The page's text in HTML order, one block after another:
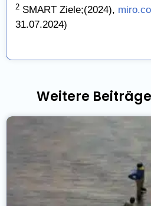
2 SMART Ziele;(2024),
31.07.2024)
Weitere